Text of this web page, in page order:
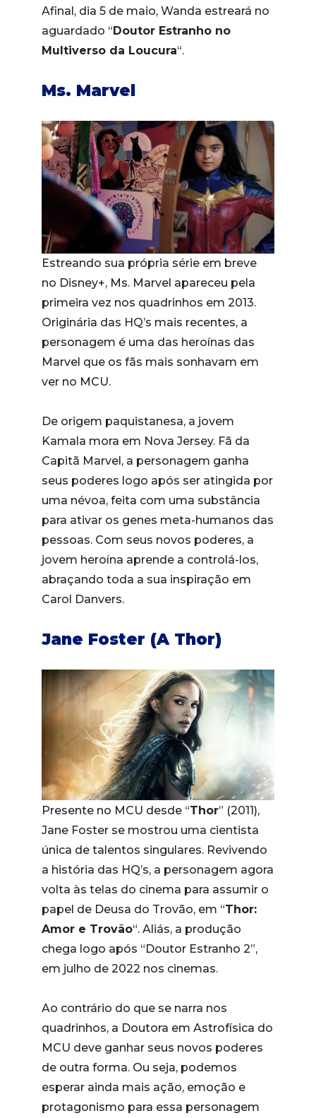
Afinal, dia 5 de maio, Wanda estreará no
aguardado “Doutor Estranho no
Multiverso da Loucura“.
Ms. Marvel
Estreando sua própria série em breve
no Disney+, Ms. Marvel apareceu pela
primeira vez nos quadrinhos em 2013.
Originária das HQ’s mais recentes, a
personagem é uma das heroínas das
Marvel que os fãs mais sonhavam em
ver no MCU.
De origem paquistanesa, a jovem
Kamala mora em Nova Jersey. Fã da
Capitã Marvel, a personagem ganha
seus poderes logo após ser atingida por
uma névoa, feita com uma substância
para ativar os genes meta-humanos das
pessoas. Com seus novos poderes, a
jovem heroína aprende a controlá-los,
abraçando toda a sua inspiração em
Carol Danvers.
Jane Foster (A Thor)
Presente no MCU desde “Thor” (2011),
Jane Foster se mostrou uma cientista
única de talentos singulares. Revivendo
a história das HQ’s, a personagem agora
volta às telas do cinema para assumir o
papel de Deusa do Trovão, em “Thor:
Amor e Trovão“. Aliás, a produção
chega logo após “Doutor Estranho 2”,
em julho de 2022 nos cinemas.
Ao contrário do que se narra nos
quadrinhos, a Doutora em Astrofísica do
MCU deve ganhar seus novos poderes
de outra forma. Ou seja, podemos
esperar ainda mais ação, emoção e
protagonismo para essa personagem